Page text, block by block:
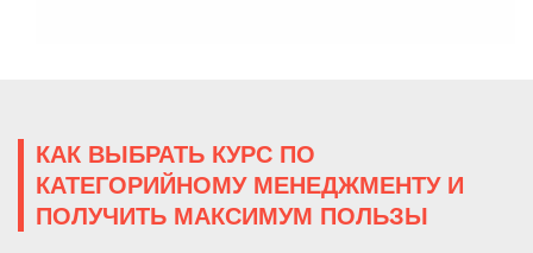
КАК ВЫБРАТЬ КУРС ПО
КАТЕГОРИЙНОМУ МЕНЕДЖМЕНТУ И
ПОЛУЧИТЬ МАКСИМУМ ПОЛЬЗЫ